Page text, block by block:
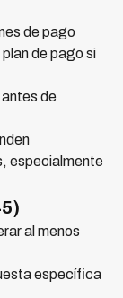
de pago
de pago si
de
especialmente
al menos
específica